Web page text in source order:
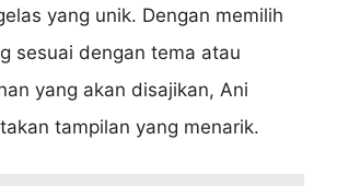
yang unik. Dengan memilih
sesuai dengan tema atau
yang akan disajikan, Ani
tampilan yang menarik.